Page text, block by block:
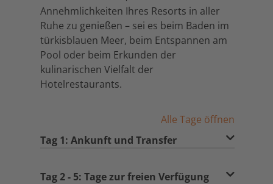
Annehmlichkeiten Ihres Resorts in aller
Ruhe zu genießen – sei es beim Baden im
türkisblauen Meer, beim Entspannen am
Pool oder beim Erkunden der
kulinarischen Vielfalt der
Hotelrestaurants.
Alle Tage öffnen
Tag 1: Ankunft und Transfer
Tag 2 - 5: Tage zur freien Verfügung